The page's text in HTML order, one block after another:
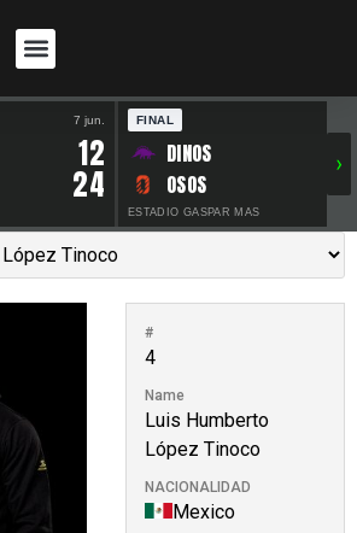
7 jun.
12
24
FINAL
DINOS
OSOS
ESTADIO GASPAR MAS
›
#
4
Name
Luis Humberto
López Tinoco
NACIONALIDAD
Mexico